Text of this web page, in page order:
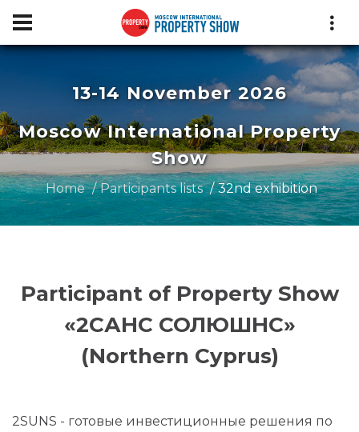
13-14 November 2026
Moscow International Property
Show
Home Participants lists 32nd exhibition
Participant of Property Show
«2САНС СОЛЮШНС»
(Northern Cyprus)
2SUNS - готовые инвестиционные решения по